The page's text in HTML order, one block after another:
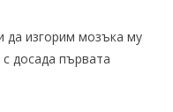
да изгорим мозъка му
досада първата